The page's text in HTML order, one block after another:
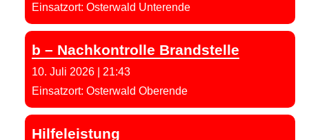
Einsatzort: Osterwald Unterende
b – Nachkontrolle Brandstelle
10. Juli 2026
21:43
Einsatzort: Osterwald Oberende
Hilfeleistung